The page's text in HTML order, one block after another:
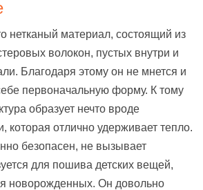
нетканый материал, состоящий из
волокон, пустых внутри и
Благодаря этому он не мнется и
первоначальную форму. К тому
образует нечто вроде
которая отлично удерживает тепло.
безопасен, не вызывает
для пошива детских вещей,
новорожденных. Он довольно